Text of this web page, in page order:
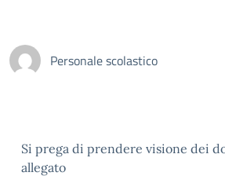
Personale scolastico
Si prega di prendere visione dei
allegato